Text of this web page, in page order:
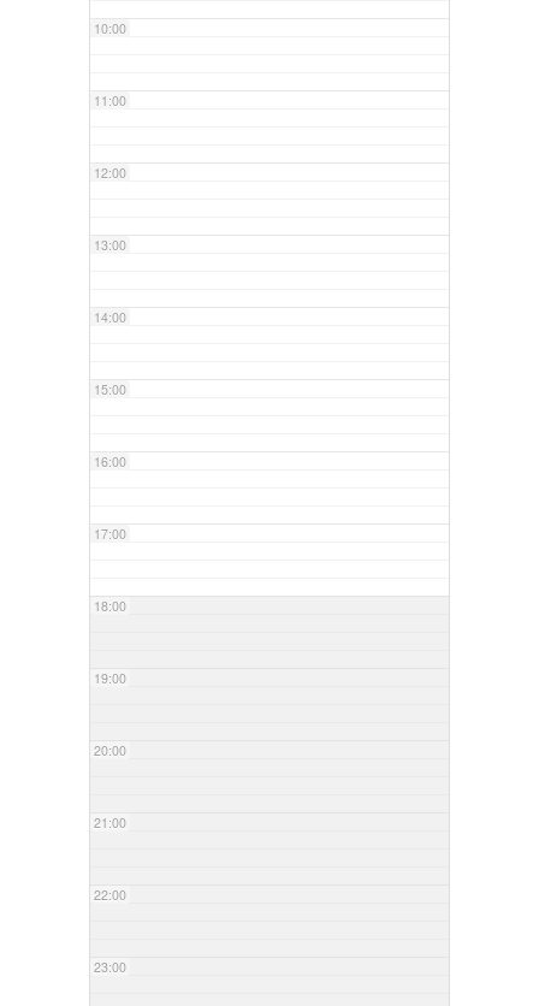
10:00
11:00
12:00
13:00
14:00
15:00
16:00
17:00
18:00
19:00
20:00
21:00
22:00
23:00